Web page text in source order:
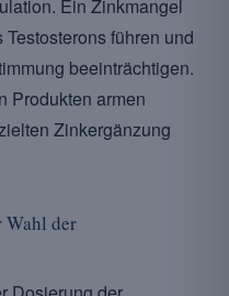
Ein Zinkmangel
führen und
beeinträchtigen.
Produkten armen
Zinkergänzung
Wahl der